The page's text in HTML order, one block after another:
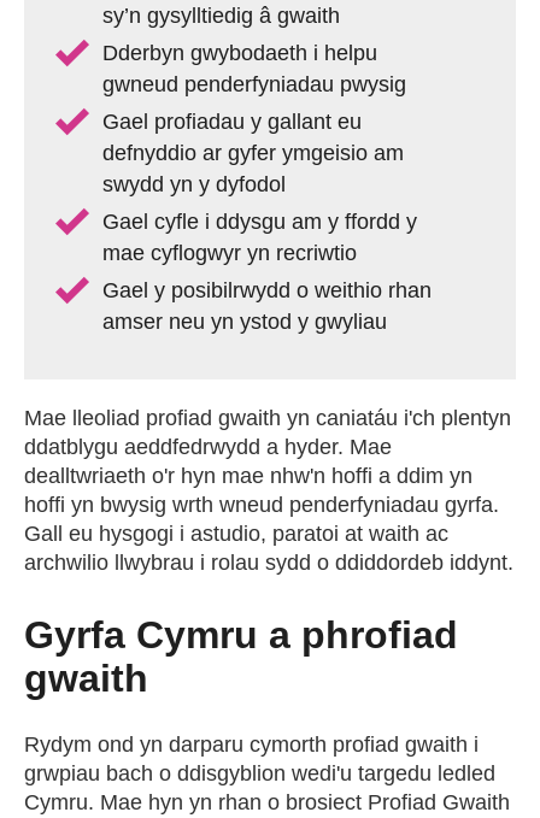
sy’n gysylltiedig â gwaith
Dderbyn gwybodaeth i helpu
gwneud penderfyniadau pwysig
Gael profiadau y gallant eu
defnyddio ar gyfer ymgeisio am
swydd yn y dyfodol
Gael cyfle i ddysgu am y ffordd y
mae cyflogwyr yn recriwtio
Gael y posibilrwydd o weithio rhan
amser neu yn ystod y gwyliau
Mae lleoliad profiad gwaith yn caniatáu i'ch plentyn
ddatblygu aeddfedrwydd a hyder. Mae
dealltwriaeth o'r hyn mae nhw'n hoffi a ddim yn
hoffi yn bwysig wrth wneud penderfyniadau gyrfa.
Gall eu hysgogi i astudio, paratoi at waith ac
archwilio llwybrau i rolau sydd o ddiddordeb iddynt.
Gyrfa Cymru a phrofiad
gwaith
Rydym ond yn darparu cymorth profiad gwaith i
grwpiau bach o ddisgyblion wedi'u targedu ledled
Cymru. Mae hyn yn rhan o brosiect Profiad Gwaith